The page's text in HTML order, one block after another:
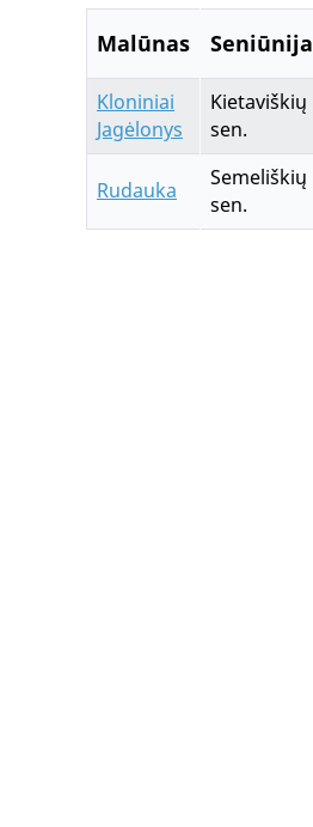
Malūnas Seniūnija
Kloniniai
Jagėlonys
Kietaviškių
sen.
Rudauka
Semeliškių
sen.